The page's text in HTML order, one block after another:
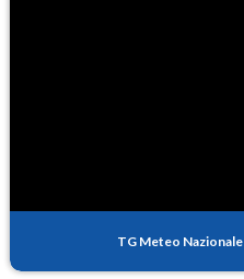
TG Meteo Nazionale